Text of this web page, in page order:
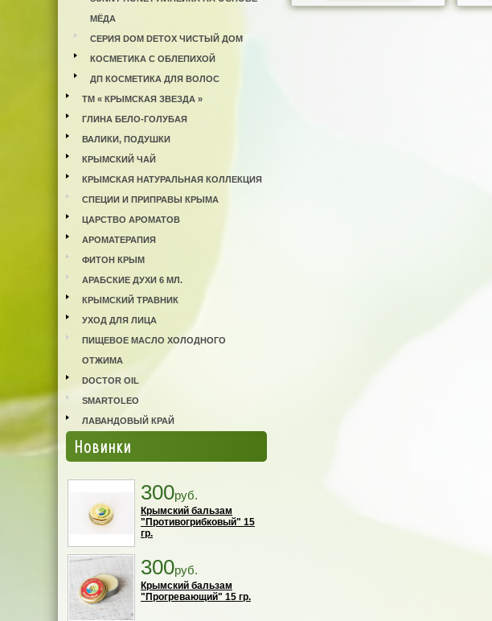
МЁДА
СЕРИЯ DOM DETOX ЧИСТЫЙ ДОМ
КОСМЕТИКА С ОБЛЕПИХОЙ
ДП КОСМЕТИКА ДЛЯ ВОЛОС
ТМ « КРЫМСКАЯ ЗВЕЗДА »
ГЛИНА БЕЛО-ГОЛУБАЯ
ВАЛИКИ, ПОДУШКИ
КРЫМСКИЙ ЧАЙ
КРЫМСКАЯ НАТУРАЛЬНАЯ КОЛЛЕКЦИЯ
СПЕЦИИ И ПРИПРАВЫ КРЫМА
ЦАРСТВО АРОМАТОВ
АРОМАТЕРАПИЯ
ФИТОН КРЫМ
АРАБСКИЕ ДУХИ 6 МЛ.
КРЫМСКИЙ ТРАВНИК
УХОД ДЛЯ ЛИЦА
ПИЩЕВОЕ МАСЛО ХОЛОДНОГО
ОТЖИМА
DOCTOR OIL
SMARTOLEO
ЛАВАНДОВЫЙ КРАЙ
Новинки
300руб.
Крымский бальзам
"Противогрибковый" 15
гр.
300руб.
Крымский бальзам
"Прогревающий" 15 гр.